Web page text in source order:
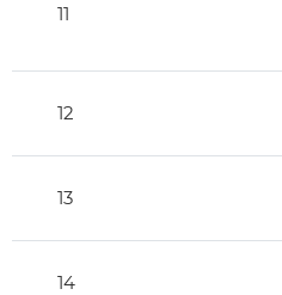
11
12
13
14